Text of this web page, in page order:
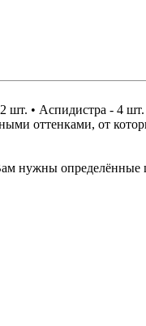
шт. • Аспидистра - 4 шт.
оттенками, от
нужны